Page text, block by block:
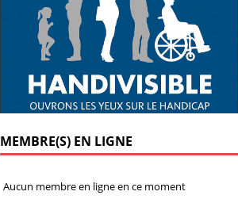
MEMBRE(S) EN LIGNE
Aucun membre en ligne en ce moment